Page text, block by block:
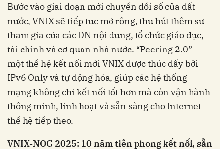
Bước vào giai đoạn mới chuyển đổi số của đất
nước, VNIX sẽ tiếp tục mở rộng, thu hút thêm sự
tham gia của các DN nội dung, tổ chức giáo dục,
tài chính và cơ quan nhà nước. “Peering 2.0” -
một thế hệ kết nối mới VNIX được thúc đẩy bởi
IPv6 Only và tự động hóa, giúp các hệ thống
mạng không chỉ kết nối tốt hơn mà còn vận hành
thông minh, linh hoạt và sẵn sàng cho Internet
thế hệ tiếp theo.
VNIX-NOG 2025: 10 năm tiên phong kết nối, sẵn